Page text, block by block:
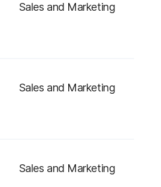
Sales and Marketing
Sales and Marketing
Sales and Marketing